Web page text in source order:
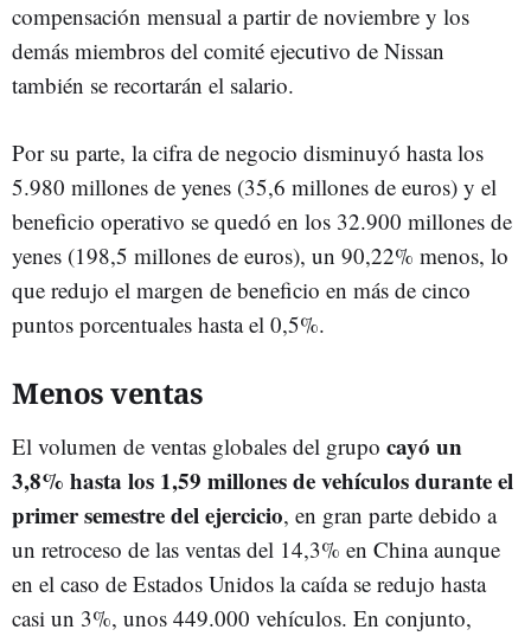
compensación mensual a partir de noviembre y los
demás miembros del comité ejecutivo de Nissan
también se recortarán el salario.
Por su parte, la cifra de negocio disminuyó hasta los
5.980 millones de yenes (35,6 millones de euros) y el
beneficio operativo se quedó en los 32.900 millones de
yenes (198,5 millones de euros), un 90,22% menos, lo
que redujo el margen de beneficio en más de cinco
puntos porcentuales hasta el 0,5%.
Menos ventas
El volumen de ventas globales del grupo cayó un
3,8% hasta los 1,59 millones de vehículos durante el
primer semestre del ejercicio, en gran parte debido a
un retroceso de las ventas del 14,3% en China aunque
en el caso de Estados Unidos la caída se redujo hasta
casi un 3%, unos 449.000 vehículos. En conjunto,